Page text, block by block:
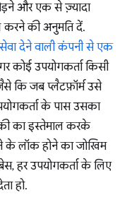
और एक से ज़्यादा
करने की अनुमति दें.
देने वाली कंपनी से एक
कोई उपयोगकर्ता किसी
कि जब प्लैटफ़ॉर्म उसे
के पास उसका
का इस्तेमाल करके
लॉक होने का जोखिम
हर उपयोगकर्ता के लिए
हो.